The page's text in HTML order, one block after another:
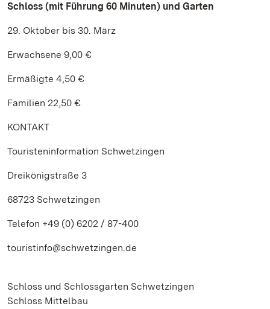
Schloss (mit Führung 60 Minuten) und Garten
29. Oktober bis 30. März
Erwachsene 9,00 €
Ermäßigte 4,50 €
Familien 22,50 €
KONTAKT
Touristeninformation Schwetzingen
Dreikönigstraße 3
68723 Schwetzingen
Telefon +49 (0) 6202 / 87-400
touristinfo@schwetzingen.de
Schloss und Schlossgarten Schwetzingen
Schloss Mittelbau